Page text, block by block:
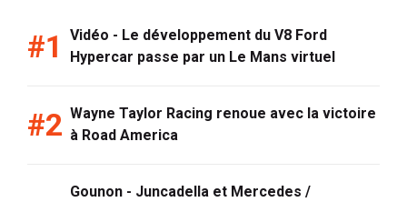
Vidéo - Le développement du V8 Ford
Hypercar passe par un Le Mans virtuel
Wayne Taylor Racing renoue avec la victoire
à Road America
Gounon - Juncadella et Mercedes /